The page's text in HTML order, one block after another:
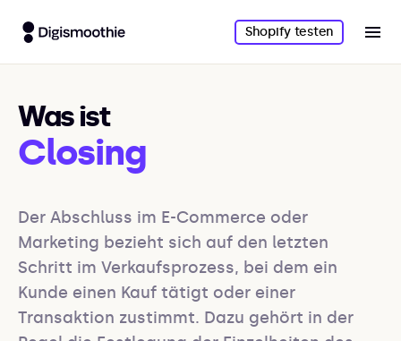
Shopify testen
Was ist
Closing
Der Abschluss im E-Commerce oder
Marketing bezieht sich auf den letzten
Schritt im Verkaufsprozess, bei dem ein
Kunde einen Kauf tätigt oder einer
Transaktion zustimmt. Dazu gehört in der